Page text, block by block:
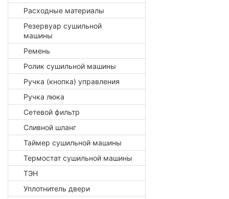
Расходные материалы
Резервуар сушильной
машины
Ремень
Ролик сушильной машины
Ручка (кнопка) управления
Ручка люка
Сетевой фильтр
Сливной шланг
Таймер сушильной машины
Термостат сушильной машины
ТЭН
Уплотнитель двери